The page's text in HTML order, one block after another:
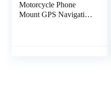
Motorcycle Phone
Mount GPS Navigation